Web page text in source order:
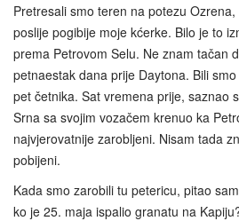
Pretresali smo teren na potezu
poslije pogibije moje kćerke. Bilo je to
prema Petrovom Selu. Ne znam tačan
petnaestak dana prije Daytona. Bili
pet četnika. Sat vremena prije, saznao
Srna sa svojim vozačem krenuo ka
najvjerovatnije zarobljeni. Nisam tada
pobijeni.
Kada smo zarobili tu petericu, pitao
ko je 25. maja ispalio granatu na